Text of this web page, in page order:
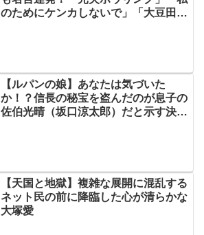
のためにケンカしないで」「大豆田と
【ルパンの娘】あなたは気づいた
か！？信長の秘宝を盗んだのが息子の
佐伯光晴（坂口涼太郎）だと示す決定
【天国と地獄】複雑な展開に混乱する
ネット民の前に降臨した心が清らかな
大塚愛